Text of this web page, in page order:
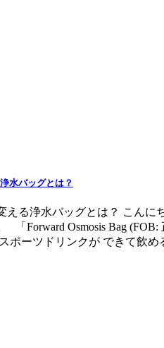
水バッグとは？
える浄水バッグとは？ こん
「Forward Osmosis Bag
ポーツドリンクが できて飲